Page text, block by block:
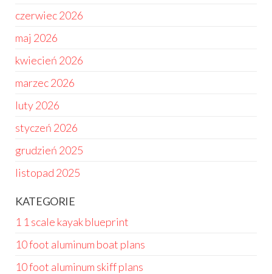
czerwiec 2026
maj 2026
kwiecień 2026
marzec 2026
luty 2026
styczeń 2026
grudzień 2025
listopad 2025
KATEGORIE
1 1 scale kayak blueprint
10 foot aluminum boat plans
10 foot aluminum skiff plans